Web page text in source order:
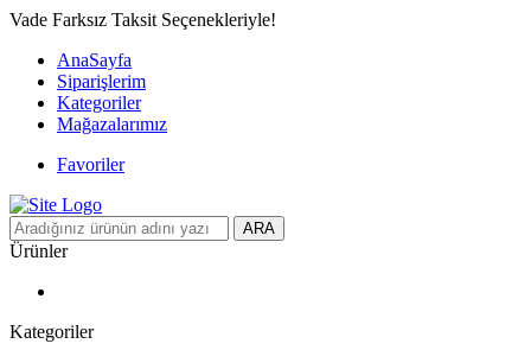
Vade Farksız Taksit Seçenekleriyle!
AnaSayfa
Siparişlerim
Kategoriler
Mağazalarımız
Favoriler
ARA
Ürünler
Kategoriler